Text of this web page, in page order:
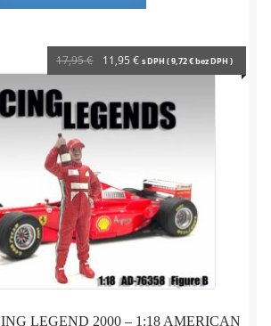
LEGEND 2000 – 1:18 AMERICAN
17,95€
Pôvodná
cena
17,95 €.
11,95 €Aktuálna
cena
11,95 €.
s DPH (9,72€bez DPH )